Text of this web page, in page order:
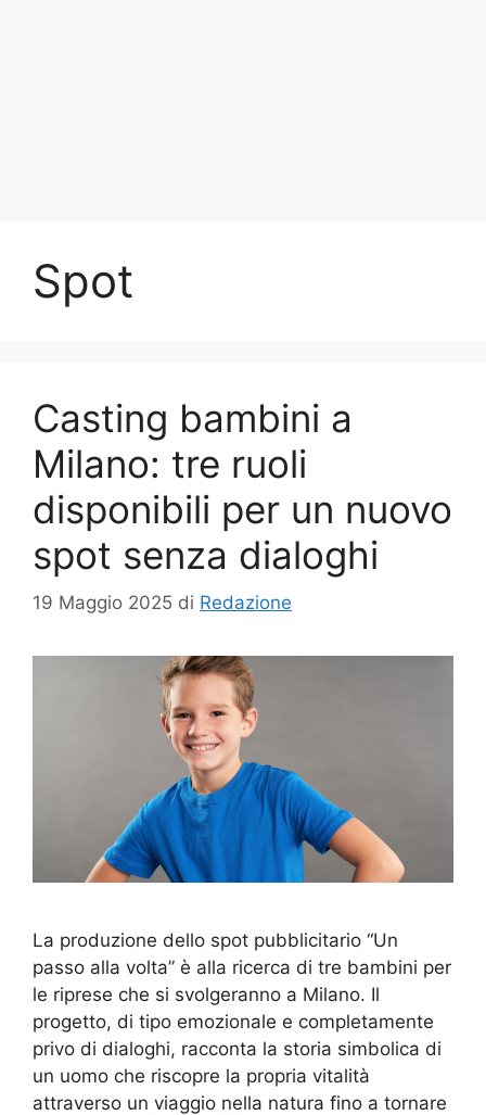
Spot
Casting bambini a
Milano: tre ruoli
disponibili per un nuovo
spot senza dialoghi
19 Maggio 2025 di Redazione
La produzione dello spot pubblicitario “Un
passo alla volta” è alla ricerca di tre bambini per
le riprese che si svolgeranno a Milano. Il
progetto, di tipo emozionale e completamente
privo di dialoghi, racconta la storia simbolica di
un uomo che riscopre la propria vitalità
attraverso un viaggio nella natura fino a tornare